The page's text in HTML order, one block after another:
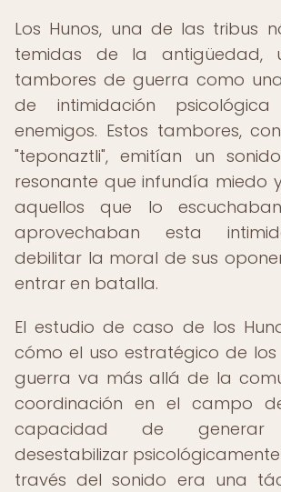
Los Hunos, una de las tribus
temidas de la antigüedad,
tambores de guerra como
de intimidación
enemigos. Estos tambores,
"teponaztli", emitían un
resonante que infundía miedo
aquellos que lo
aprovechaban esta
debilitar la moral de sus
entrar en batalla.
El estudio de caso de los
cómo el uso estratégico de
guerra va más allá de la
coordinación en el campo
capacidad de
desestabilizar
través del sonido era una